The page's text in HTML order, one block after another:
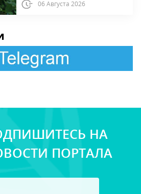
06 Августа 2026
НА
ПОРТАЛА